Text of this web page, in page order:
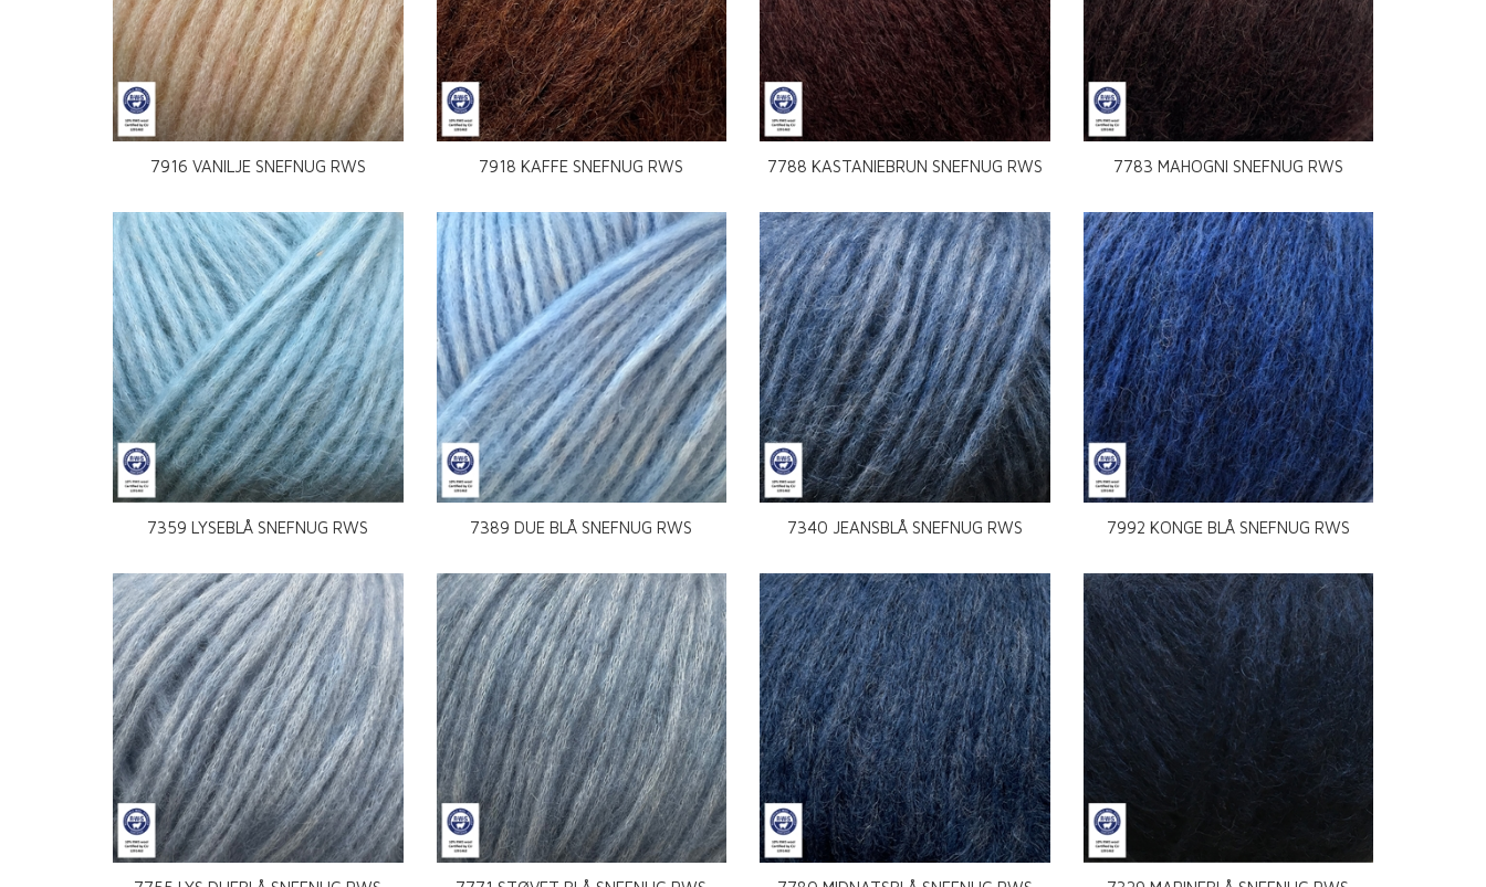
7916 VANILJE SNEFNUG RWS 7918 KAFFE SNEFNUG RWS 7788 KASTANIEBRUN SNEFNUG RWS 7783 MAHOGNI SNEFNUG RWS
7359 LYSEBLÅ SNEFNUG RWS 7389 DUE BLÅ SNEFNUG RWS 7340 JEANSBLÅ SNEFNUG RWS 7992 KONGE BLÅ SNEFNUG RWS